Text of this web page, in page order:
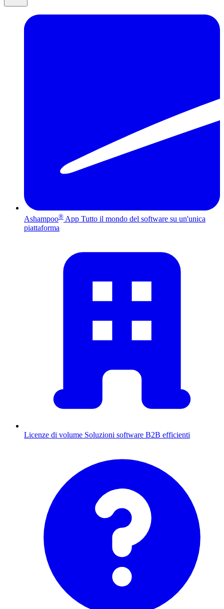
Ashampoo® App Tutto il mondo del software su un'unica
piattaforma
Licenze di volume Soluzioni software B2B efficienti